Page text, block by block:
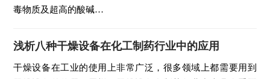
毒物质及超高的酸碱…
浅析八种干燥设备在化工制药行业中的应用
干燥设备在工业的使用上非常广泛，很多领域上都需要用到